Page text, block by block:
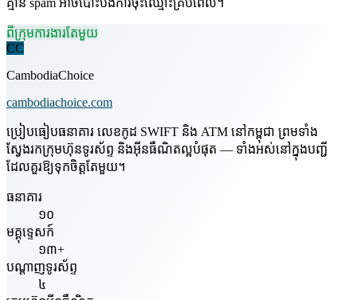
ពីក្រុមការងារតែមួយ
CC
CambodiaChoice
cambodiachoice.com
ប្រៀបធៀបធនាគារ លេខកូដ SWIFT និង ATM នៅកម្ពុជា ព្រមទាំង
ស្វែងរកក្រុមហ៊ុនទូរស័ព្ទ និងអ៊ីនធឺណិតល្អបំផុត — ទាំងអស់នៅក្នុងបញ្ជី
ដែលគួរឱ្យទុកចិត្តតែមួយ។
ធនាគារ
១០
មគ្គុទ្ទេសក៍
១៣+
បណ្តាញទូរស័ព្ទ
៤